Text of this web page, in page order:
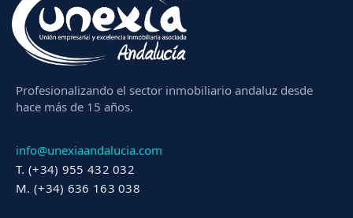
Profesionalizando el sector inmobiliario andaluz desde
hace más de 15 años.
info@unexiaandalucia.com
T. (+34) 955 432 032
M. (+34) 636 163 038